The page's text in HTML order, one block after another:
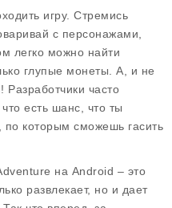
игру. Стремись
с персонажами,
легко можно найти
глупые монеты. А, и не
Разработчики часто
есть шанс, что ты
которым сможешь гасить
на Android – это
развлекает, но и дает